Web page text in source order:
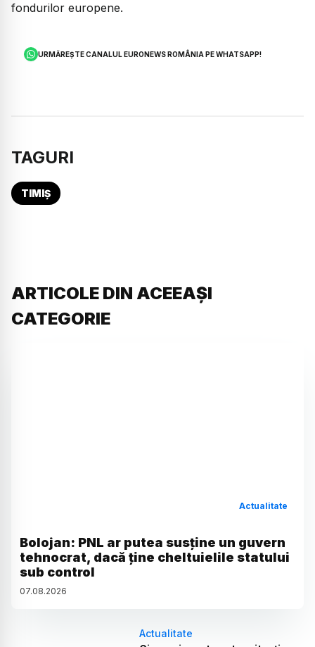
fondurilor europene.
URMĂREȘTE CANALUL EURONEWS ROMÂNIA PE WHATSAPP!
TAGURI
TIMIȘ
ARTICOLE DIN ACEEAȘI
CATEGORIE
Actualitate
Bolojan: PNL ar putea susține un guvern
tehnocrat, dacă ține cheltuielile statului
sub control
07.08.2026
Actualitate